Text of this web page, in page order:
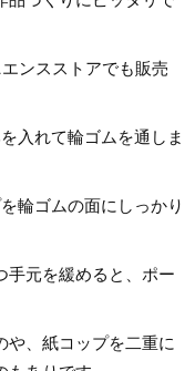
ンスストアでも販売
入れて輪ゴムを通しま
輪ゴムの面にしっかり
手元を緩めると、ポー
や、紙コップを二重に